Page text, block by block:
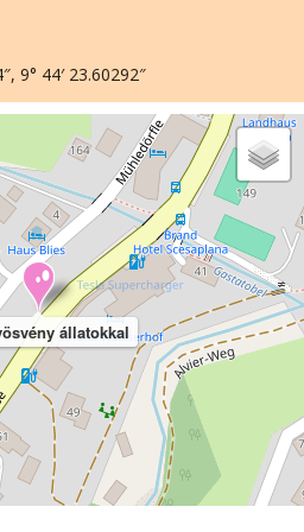
9° 44′ 23.60292″
állatokkal